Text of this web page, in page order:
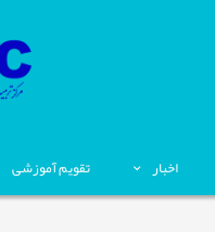
اخبار تقویم آموزشی